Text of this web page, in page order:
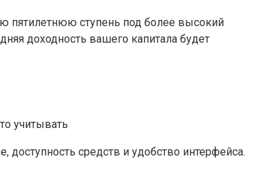
пятилетнюю ступень под более высокий
доходность вашего капитала будет
средств и удобство интерфейса.